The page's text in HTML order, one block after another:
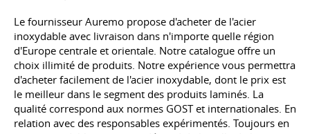
Le fournisseur Auremo propose d'acheter de l'acier
inoxydable avec livraison dans n'importe quelle région
d'Europe centrale et orientale. Notre catalogue offre un
choix illimité de produits. Notre expérience vous permettra
d'acheter facilement de l'acier inoxydable, dont le prix est
le meilleur dans le segment des produits laminés. La
qualité correspond aux normes GOST et internationales. En
relation avec des responsables expérimentés. Toujours en